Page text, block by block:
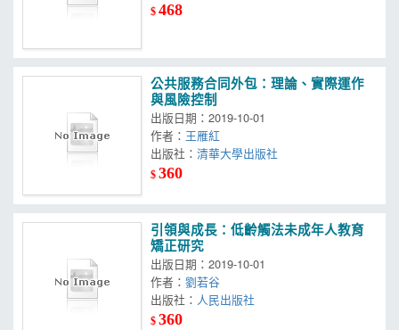
$468
公共服務合同外包：理論、實際運作
與風險控制
出版日期：2019-10-01
作者： 王雁紅
出版社：清華大學出版社
$360
引領與成長：低齡觸法未成年人教育
矯正研究
出版日期：2019-10-01
作者：劉若谷
出版社： 人民出版社
$360